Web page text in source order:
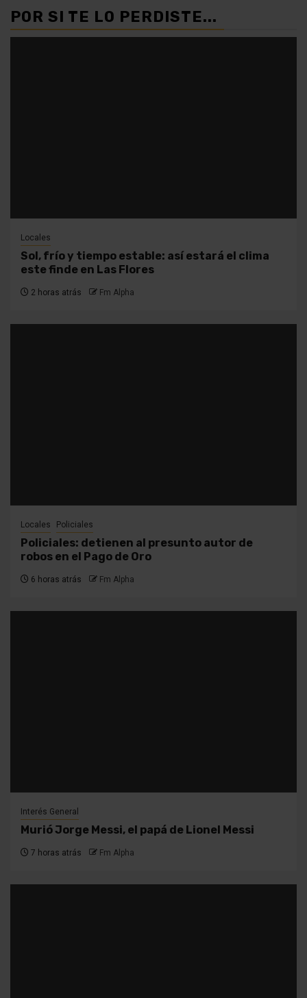
POR SI TE LO PERDISTE...
Locales
Sol, frío y tiempo estable: así estará el clima
este finde en Las Flores
2 horas atrás Fm Alpha
Locales Policiales
Policiales: detienen al presunto autor de
robos en el Pago de Oro
6 horas atrás Fm Alpha
Interés General
Murió Jorge Messi, el papá de Lionel Messi
7 horas atrás Fm Alpha